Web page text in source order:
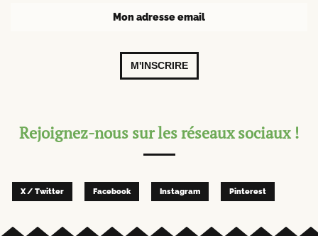
M'INSCRIRE
Rejoignez-nous sur les réseaux sociaux !
X / Twitter Facebook Instagram Pinterest